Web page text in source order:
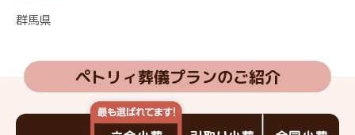
群馬県
ペトリィ葬儀プランのご紹介